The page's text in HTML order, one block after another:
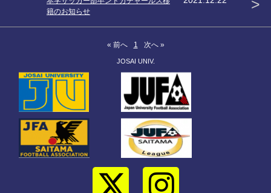
籍のお知らせ
>
« 前へ 1 次へ »
JOSAI UNIV.